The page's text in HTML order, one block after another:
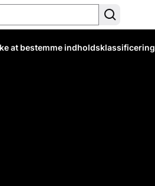
at bestemme indholdsklassificering